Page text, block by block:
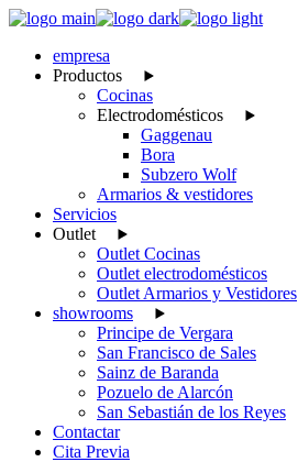
Skip
content
empresa
Productos
Cocinas
Electrodomésticos
Gaggenau
Bora
Subzero Wolf
Armarios & vestidores
Servicios
Outlet
Outlet Cocinas
Outlet electrodomésticos
Outlet Armarios y Vestidores
showrooms
Principe de Vergara
San Francisco de Sales
Sainz de Baranda
Pozuelo de Alarcón
San Sebastián de los Reyes
Contactar
Cita Previa